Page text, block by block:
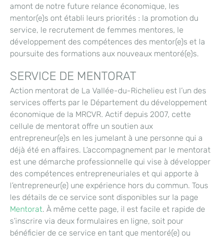
amont de notre future relance économique, les
mentor(e)s ont établi leurs priorités : la promotion du
service, le recrutement de femmes mentores, le
développement des compétences des mentor(e)s et la
poursuite des formations aux nouveaux mentoré(e)s.
SERVICE DE MENTORAT
Action mentorat de La Vallée-du-Richelieu est l’un des
services offerts par le Département du développement
économique de la MRCVR. Actif depuis 2007, cette
cellule de mentorat offre un soutien aux
entrepreneur(e)s en les jumelant à une personne qui a
déjà été en affaires. L’accompagnement par le mentorat
est une démarche professionnelle qui vise à développer
des compétences entrepreneuriales et qui apporte à
l’entrepreneur(e) une expérience hors du commun. Tous
les détails de ce service sont disponibles sur la page
Mentorat. À même cette page, il est facile et rapide de
s’inscrire via deux formulaires en ligne, soit pour
bénéficier de ce service en tant que mentoré(e) ou